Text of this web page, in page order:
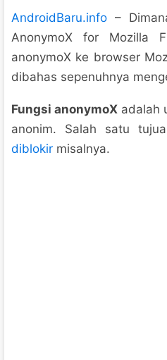
AndroidBaru.info –
AnonymoX for Mozilla
anonymoX ke browser
dibahas sepenuhnya
Fungsi anonymoX adalah
anonim. Salah satu
diblokir misalnya.